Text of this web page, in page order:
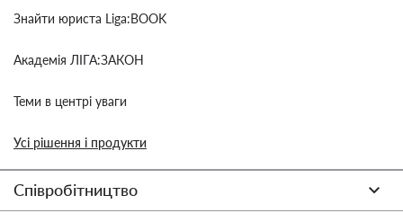
Знайти юриста Liga:BOOK
Академія ЛІГА:ЗАКОН
Теми в центрі уваги
Усі рішення і продукти
Співробітництво